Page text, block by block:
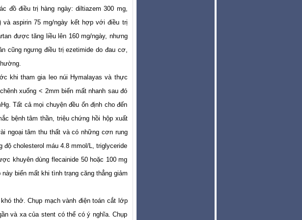
đồ điều trị hàng ngày: diltiazem 300 mg,
và aspirin 75 mg/ngày kết hợp với điều trị
được tăng liều lên 160 mg/ngày, nhưng
cũng ngư­ng điều trị ezetimide do đau cơ,
khi tham gia leo núi Hymalayas và thực
xuống < 2mm biến mất nhanh sau đó
Tất cả mọi chuyện đều ổn định cho đến
bệnh tâm thần, triệu chứng hồi hộp xuất
ngoại tâm thu thất và có những cơn rung
độ cholesterol máu 4.8 mmol/L, triglyceride
khuyên dùng flecainide 50 hoặc 100 mg
biến mất khi tình trạng căng thẳng giảm
thở. Chụp mạch vành điện toán cắt lớp
và xa của stent có thể có ý nghĩa. Chụp